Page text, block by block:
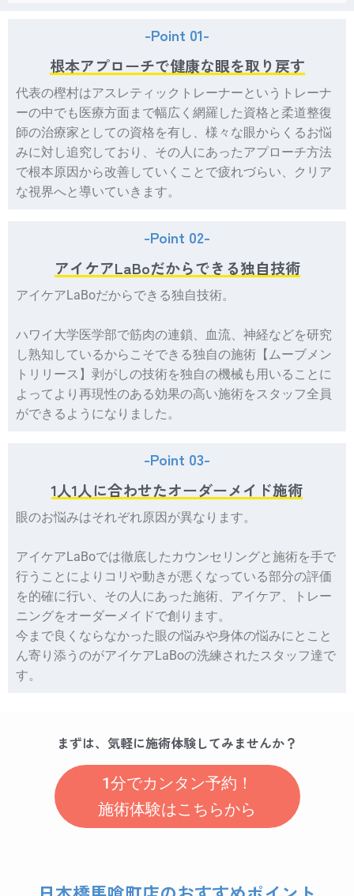
-Point 01-
根本アプローチで健康な眼を取り戻す
代表の樫村はアスレティックトレーナーというトレーナ
ーの中でも医療方面まで幅広く網羅した資格と柔道整復
師の治療家としての資格を有し、様々な眼からくるお悩
みに対し追究しており、その人にあったアプローチ方法
で根本原因から改善していくことで疲れづらい、クリア
な視界へと導いていきます。
-Point 02-
アイケアLaBoだからできる独自技術
アイケアLaBoだからできる独自技術。
ハワイ大学医学部で筋肉の連鎖、血流、神経などを研究
し熟知しているからこそできる独自の施術【ムーブメン
トリリース】剥がしの技術を独自の機械も用いることに
よってより再現性のある効果の高い施術をスタッフ全員
ができるようになりました。
-Point 03-
1人1人に合わせたオーダーメイド施術
眼のお悩みはそれぞれ原因が異なります。
アイケアLaBoでは徹底したカウンセリングと施術を手で
行うことによりコリや動きが悪くなっている部分の評価
を的確に行い、その人にあった施術、アイケア、トレー
ニングをオーダーメイドで創ります。
今まで良くならなかった眼の悩みや身体の悩みにとこと
ん寄り添うのがアイケアLaBoの洗練されたスタッフ達で
す。
まずは、気軽に施術体験してみませんか？
1分でカンタン予約！
施術体験はこちらから